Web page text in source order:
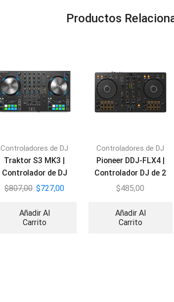
Productos
Controladores de DJ
Traktor S3 MK3 |
Controlador de DJ
$807,00 $727,00
Añadir Al
Carrito
Controladores de DJ
Pioneer DDJ-FLX4 |
Controlador DJ de 2
canales Rekordbox
$485,00
Añadir Al
Carrito